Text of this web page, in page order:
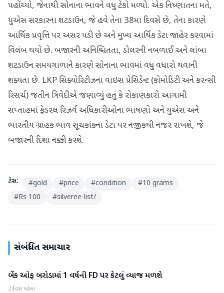
પહોંચ્યો, જેનાથી સોનાના ભાવને વધુ ટેકો મળ્યો. એક નિષ્ણાતના મતે,
યુએસ સરકારના શટડાઉન, જે હવે તેના 38મા દિવસે છે, તેના કારણે
આર્થિક પ્રવૃત્તિ પર અસર પડી છે અને મુખ્ય આર્થિક ડેટા જાહેર કરવામાં
વિલંબ થયો છે. બજારની અનિશ્ચિતતા, ડોલરની નબળાઈ અને લાંબા
શટડાઉન સમયગાળાને કારણે સોનાના ભાવમાં વધુ વધારો થવાની
શક્યતા છે. LKP સિક્યોરિટીઝના વાઇસ પ્રેસિડેન્ટ (કોમોડિટી અને કરન્સી
રિસર્ચ) જતીન ત્રિવેદીએ જણાવ્યું હતું કે રોકાણકારો આગામી
સપ્તાહમાં ફેડરલ રિઝર્વ અધિકારીઓના ભાષણો અને યુએસ અને
ભારતીય ગ્રાહક ભાવ સૂચકાંકના ડેટા પર નજીકથી નજર રાખશે, જે
બજારની દિશા નક્કી કરશે.
ટેગ્સ: #gold #price #condition #10 grams
#Rs 100 #silveree-list/
સંબંધિત સમાચાર
બિઝનેસ
બેંક ઓફ બરોડામાં 1 વર્ષની FD પર કેટલું વ્યાજ મળશે
2 દિવસ પહેલા